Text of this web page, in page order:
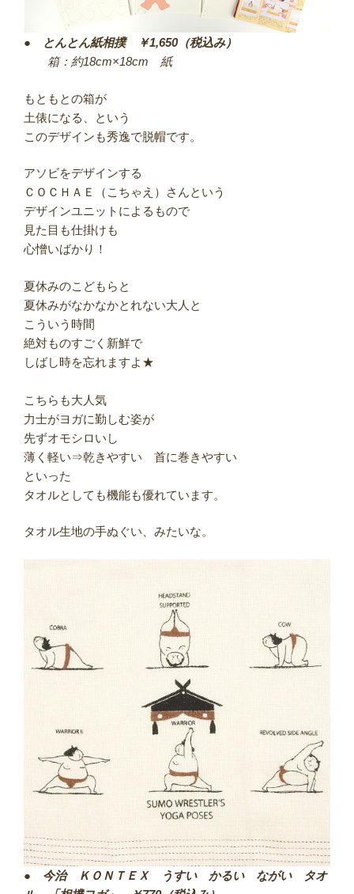
●
とんとん紙相撲 ￥1,650（税込み）
箱：約18cm×18cm 紙
もともとの箱が
土俵になる、という
このデザインも秀逸で脱帽です。
アソビをデザインする
ＣＯＣＨＡＥ（こちゃえ）さんという
デザインユニットによるもので
見た目も仕掛けも
心憎いばかり！
夏休みのこどもらと
夏休みがなかなかとれない大人と
こういう時間
絶対ものすごく新鮮で
しばし時を忘れますよ★
こちらも大人気
力士がヨガに勤しむ姿が
先ずオモシロいし
薄く軽い⇒乾きやすい 首に巻きやすい
といった
タオルとしても機能も優れています。
タオル生地の手ぬぐい、みたいな。
● 今治 ＫＯＮＴＥＸ うすい かるい ながい タオ